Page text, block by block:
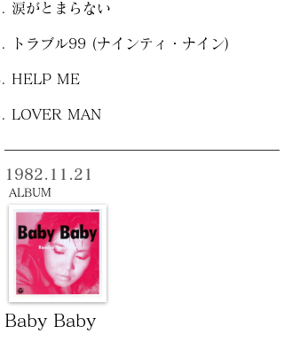
涙がとまらない
トラブル99 (ナインティ・ナイン)
HELP ME
LOVER MAN
Baby Baby
1982.11.21
ALBUM